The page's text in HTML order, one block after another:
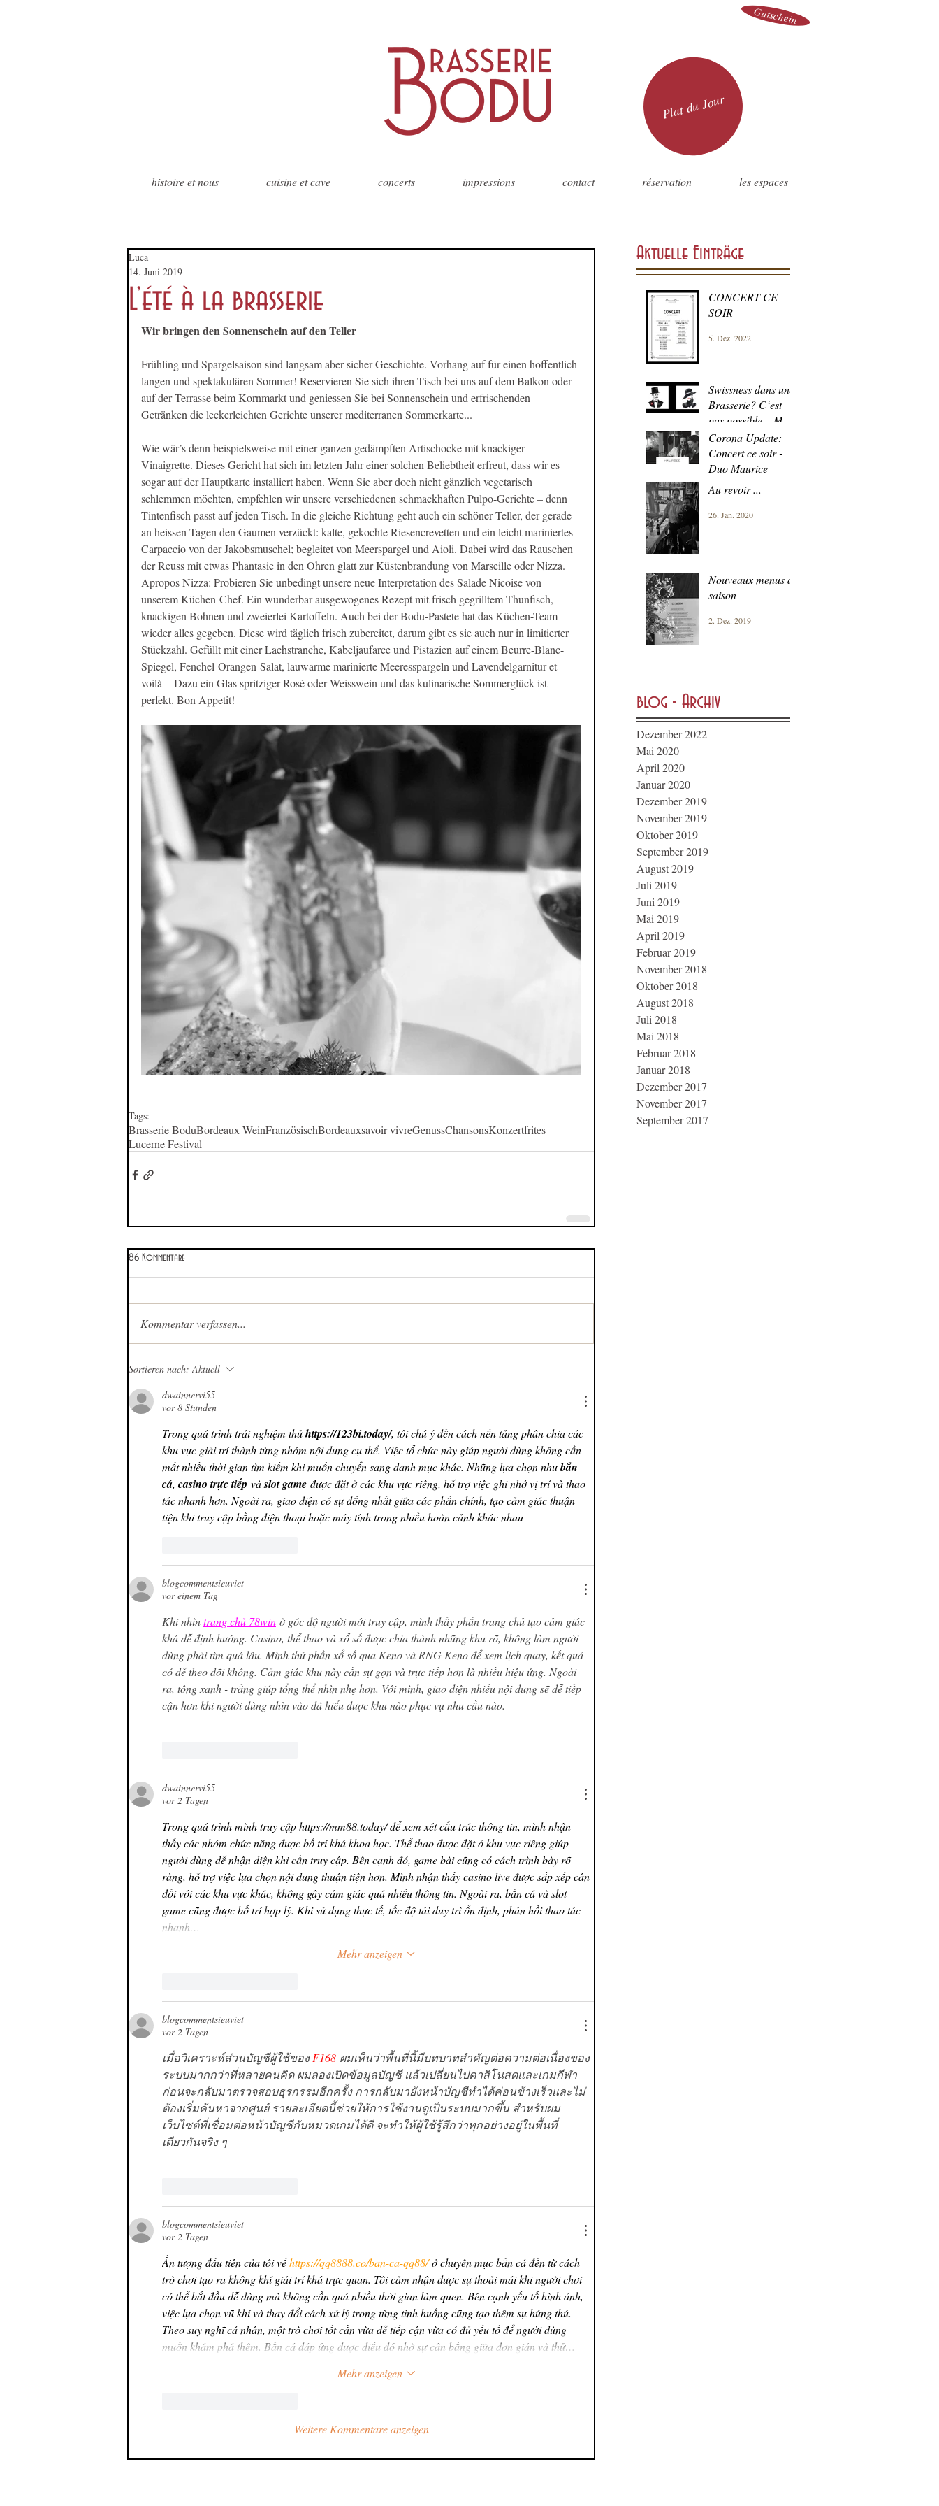
Plat du Jour
Gutschein
histoire et nous cuisine et cave concerts impressions contact réservation les espaces
L’été à la brasserie
Luca
14. Juni 2019
Wir bringen den Sonnenschein auf den Teller
Frühling und Spargelsaison sind langsam aber sicher Geschichte. Vorhang auf für einen hoffentlich
langen und spektakulären Sommer! Reservieren Sie sich ihren Tisch bei uns auf dem Balkon oder
auf der Terrasse beim Kornmarkt und geniessen Sie bei Sonnenschein und erfrischenden
Getränken die leckerleichten Gerichte unserer mediterranen Sommerkarte...
Wie wär’s denn beispielsweise mit einer ganzen gedämpften Artischocke mit knackiger
Vinaigrette. Dieses Gericht hat sich im letzten Jahr einer solchen Beliebtheit erfreut, dass wir es
sogar auf der Hauptkarte installiert haben. Wenn Sie aber doch nicht gänzlich vegetarisch
schlemmen möchten, empfehlen wir unsere verschiedenen schmackhaften Pulpo-Gerichte – denn
Tintenfisch passt auf jeden Tisch. In die gleiche Richtung geht auch ein schöner Teller, der gerade
an heissen Tagen den Gaumen verzückt: kalte, gekochte Riesencrevetten und ein leicht mariniertes
Carpaccio von der Jakobsmuschel; begleitet von Meerspargel und Aioli. Dabei wird das Rauschen
der Reuss mit etwas Phantasie in den Ohren glatt zur Küstenbrandung von Marseille oder Nizza.
Apropos Nizza: Probieren Sie unbedingt unsere neue Interpretation des Salade Nicoise von
unserem Küchen-Chef. Ein wunderbar ausgewogenes Rezept mit frisch gegrilltem Thunfisch,
knackigen Bohnen und zweierlei Kartoffeln. Auch bei der Bodu-Pastete hat das Küchen-Team
wieder alles gegeben. Diese wird täglich frisch zubereitet, darum gibt es sie auch nur in limitierter
Stückzahl. Gefüllt mit einer Lachstranche, Kabeljaufarce und Pistazien auf einem Beurre-Blanc-
Spiegel, Fenchel-Orangen-Salat, lauwarme marinierte Meeresspargeln und Lavendelgarnitur et
voilà -  Dazu ein Glas spritziger Rosé oder Weisswein und das kulinarische Sommerglück ist
perfekt. Bon Appetit!
Tags:
Brasserie BoduBordeaux WeinFranzösischBordeauxsavoir vivreGenussChansonsKonzertfrites
Lucerne Festival
86 Kommentare
Kommentar verfassen...
Sortieren nach: Aktuell
dwainnervi55
vor 8 Stunden
Trong quá trình trải nghiệm thử https://123bi.today/, tôi chú ý đến cách nền tảng phân chia các
khu vực giải trí thành từng nhóm nội dung cụ thể. Việc tổ chức này giúp người dùng không cần
mất nhiều thời gian tìm kiếm khi muốn chuyển sang danh mục khác. Những lựa chọn như bắn
cá, casino trực tiếp và slot game được đặt ở các khu vực riêng, hỗ trợ việc ghi nhớ vị trí và thao
tác nhanh hơn. Ngoài ra, giao diện có sự đồng nhất giữa các phần chính, tạo cảm giác thuận
tiện khi truy cập bằng điện thoại hoặc máy tính trong nhiều hoàn cảnh khác nhau
blogcommentsieuviet
vor einem Tag
Khi nhìn trang chủ 78win ở góc độ người mới truy cập, mình thấy phần trang chủ tạo cảm giác
khá dễ định hướng. Casino, thể thao và xổ số được chia thành những khu rõ, không làm người
dùng phải tìm quá lâu. Mình thử phần xổ số qua Keno và RNG Keno để xem lịch quay, kết quả
có dễ theo dõi không. Cảm giác khu này cần sự gọn và trực tiếp hơn là nhiều hiệu ứng. Ngoài
ra, tông xanh - trắng giúp tổng thể nhìn nhẹ hơn. Với mình, giao diện nhiều nội dung sẽ dễ tiếp
cận hơn khi người dùng nhìn vào đã hiểu được khu nào phục vụ nhu cầu nào.
dwainnervi55
vor 2 Tagen
Trong quá trình mình truy cập https://mm88.today/ để xem xét cấu trúc thông tin, mình nhận
thấy các nhóm chức năng được bố trí khá khoa học. Thể thao được đặt ở khu vực riêng giúp
người dùng dễ nhận diện khi cần truy cập. Bên cạnh đó, game bài cũng có cách trình bày rõ
ràng, hỗ trợ việc lựa chọn nội dung thuận tiện hơn. Mình nhận thấy casino live được sắp xếp cân
đối với các khu vực khác, không gây cảm giác quá nhiều thông tin. Ngoài ra, bắn cá và slot
game cũng được bố trí hợp lý. Khi sử dụng thực tế, tốc độ tải duy trì ổn định, phản hồi thao tác
nhanh…
Mehr anzeigen
blogcommentsieuviet
vor 2 Tagen
เมื่อวิเคราะห์ส่วนบัญชีผู้ใช้ของ F168 ผมเห็นว่าพื้นที่นี้มีบทบาทสำคัญต่อความต่อเนื่องของ
ระบบมากกว่าที่หลายคนคิด ผมลองเปิดข้อมูลบัญชี แล้วเปลี่ยนไปคาสิโนสดและเกมกีฬา
ก่อนจะกลับมาตรวจสอบธุรกรรมอีกครั้ง การกลับมายังหน้าบัญชีทำได้ค่อนข้างเร็วและไม่
ต้องเริ่มค้นหาจากศูนย์ รายละเอียดนี้ช่วยให้การใช้งานดูเป็นระบบมากขึ้น สำหรับผม
เว็บไซต์ที่เชื่อมต่อหน้าบัญชีกับหมวดเกมได้ดี จะทำให้ผู้ใช้รู้สึกว่าทุกอย่างอยู่ในพื้นที่
เดียวกันจริง ๆ
blogcommentsieuviet
vor 2 Tagen
Ấn tượng đầu tiên của tôi về https://qq8888.co/ban-ca-qq88/ ở chuyên mục bắn cá đến từ cách
trò chơi tạo ra không khí giải trí khá trực quan. Tôi cảm nhận được sự thoải mái khi người chơi
có thể bắt đầu dễ dàng mà không cần quá nhiều thời gian làm quen. Bên cạnh yếu tố hình ảnh,
việc lựa chọn vũ khí và thay đổi cách xử lý trong từng tình huống cũng tạo thêm sự hứng thú.
Theo suy nghĩ cá nhân, một trò chơi tốt cần vừa dễ tiếp cận vừa có đủ yếu tố để người dùng
muốn khám phá thêm. Bắn cá đáp ứng được điều đó nhờ sự cân bằng giữa đơn giản và thử…
Mehr anzeigen
Weitere Kommentare anzeigen
Aktuelle Einträge
CONCERT CE
SOIR
5. Dez. 2022
Swissness dans une
Brasserie? C‘est
pas possible... MAIS
OUI !!!
5. Mai 2020
Corona Update:
Concert ce soir -
Duo Maurice
10. Apr. 2020
Au revoir ...
26. Jan. 2020
Nouveaux menus de
saison
2. Dez. 2019
blog - Archiv
Dezember 2022
Mai 2020
April 2020
Januar 2020
Dezember 2019
November 2019
Oktober 2019
September 2019
August 2019
Juli 2019
Juni 2019
Mai 2019
April 2019
Februar 2019
November 2018
Oktober 2018
August 2018
Juli 2018
Mai 2018
Februar 2018
Januar 2018
Dezember 2017
November 2017
September 2017